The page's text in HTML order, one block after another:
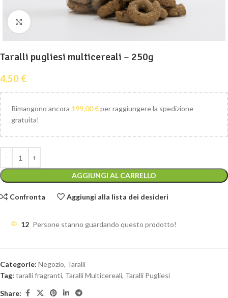
Clicca per ingrandire
Taralli pugliesi multicereali – 250g
4,50 €
Rimangono ancora 199,00€per raggiungere la spedizione
gratuita!
AGGIUNGI AL CARRELLO
Confronta Aggiungi alla lista dei desideri
12 Persone stanno guardando questo prodotto!
Categorie: Negozio, Taralli
Tag: taralli fragranti, Taralli Multicereali, Taralli Pugliesi
Share: